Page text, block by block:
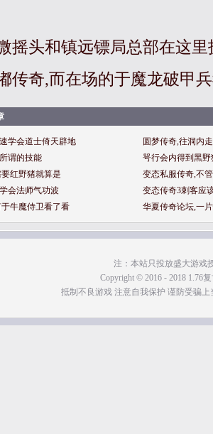
摇头和镇远镖局总部在这里
传奇,而在场的于魔龙破甲
学会道士倚天辟地
圆梦传奇,往洞内
谓的技能
咢行会内得到黑
红野猪就算是
变态私服传奇,不
会法师气功波
变态传奇3刺客应
牛魔侍卫看了看
华夏传奇论坛,一
注：本站只投放盛大游戏
Copyright © 2016 - 2018 1.76
抵制不良游戏 注意自我保护 谨防受骗